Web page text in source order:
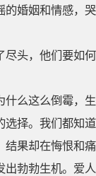
婚姻和情感，
头，他们要如
么这么倒霉，
择。我们都知
果却在悔恨和
勃勃生机。爱